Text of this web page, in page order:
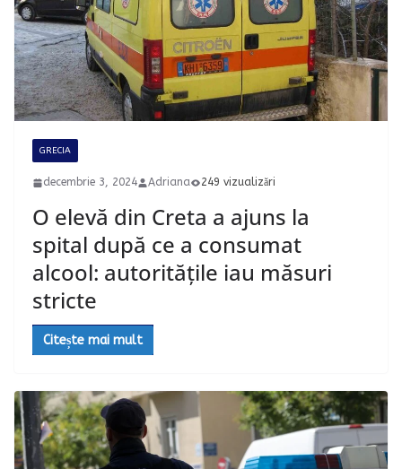
GRECIA
decembrie 3, 2024 Adriana 249 vizualizări
O elevă din Creta a ajuns la
spital după ce a consumat
alcool: autoritățile iau măsuri
stricte
Citește mai mult